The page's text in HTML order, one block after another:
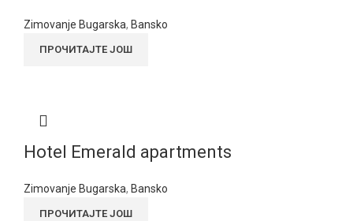
Zimovanje Bugarska, Bansko
ПРОЧИТАЈТЕ ЈОШ
Hotel Emerald apartments
Zimovanje Bugarska, Bansko
ПРОЧИТАЈТЕ ЈОШ